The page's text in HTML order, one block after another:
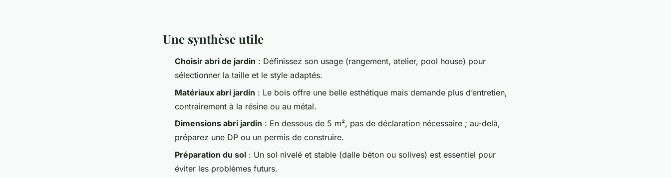
Une synthèse utile
Choisir abri de jardin : Définissez son usage (rangement, atelier, pool house) pour
sélectionner la taille et le style adaptés.
Matériaux abri jardin : Le bois offre une belle esthétique mais demande plus d’entretien,
contrairement à la résine ou au métal.
Dimensions abri jardin : En dessous de 5 m², pas de déclaration nécessaire ; au-delà,
préparez une DP ou un permis de construire.
Préparation du sol : Un sol nivelé et stable (dalle béton ou solives) est essentiel pour
éviter les problèmes futurs.